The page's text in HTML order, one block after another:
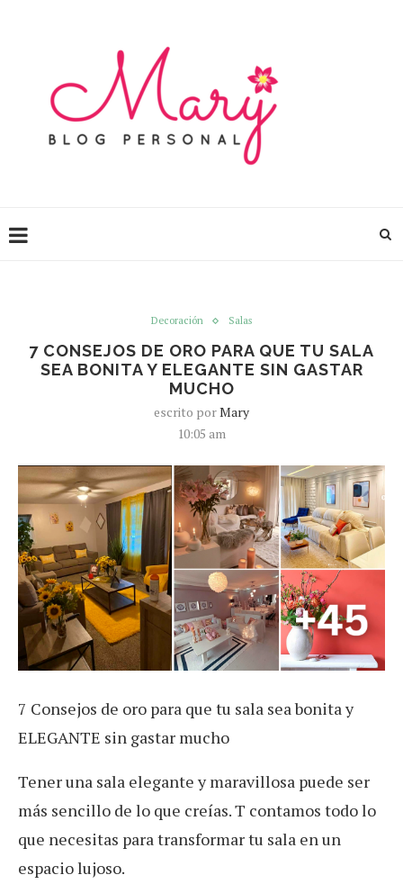
Decoración Salas
7 CONSEJOS DE ORO PARA QUE TU SALA
SEA BONITA Y ELEGANTE SIN GASTAR
MUCHO
escrito porMary
10:05 am
7 Consejos de oro para que tu sala sea bonita y
ELEGANTE sin gastar mucho
Tener una sala elegante y maravillosa puede ser
más sencillo de lo que creías. T contamos todo lo
que necesitas para transformar tu sala en un
espacio lujoso.